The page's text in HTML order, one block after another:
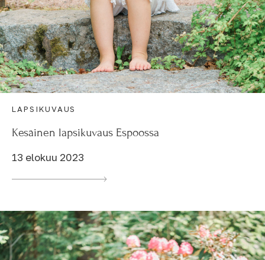
LAPSIKUVAUS
Kesäinen lapsikuvaus Espoossa
13 elokuu 2023